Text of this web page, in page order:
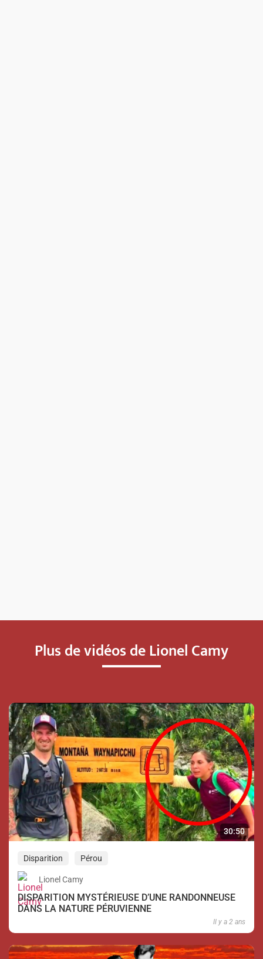
Plus de vidéos de Lionel Camy
30:50
Disparition Pérou
Lionel Camy
DISPARITION MYSTÉRIEUSE D’UNE RANDONNEUSE
DANS LA NATURE PÉRUVIENNE
Il y a 2 ans